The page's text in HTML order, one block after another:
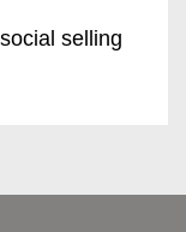
selling